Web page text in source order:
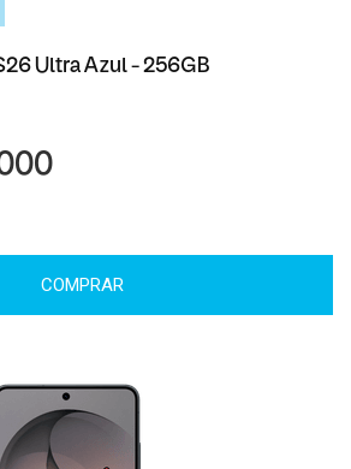
Ultra Azul - 256GB
COMPRAR